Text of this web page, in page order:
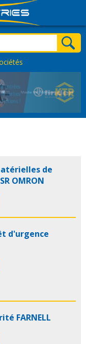
de
OMRON
d'urgence
FARNELL